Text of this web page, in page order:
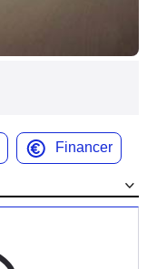
Financer